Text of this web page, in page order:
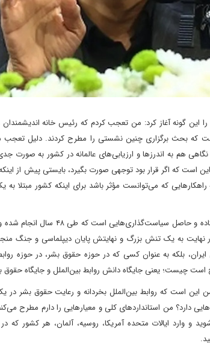
این گونه آغاز کرد: من تعجب کردم که رئیس خانه اندیشمندان
که بحث برگزاری چنین نشستی را مطرح کردند. دلیل تعجب
هم به اندرزها و ارزیابی‌های عالمانه در کشور به صورت
این است که اگر قرار بود توجهی صورت بگیرد، بایستی پیش از
که می‌توانست مؤثر باشد برای اینکه کشور مبتلا
وی در ادامه گفت: به هر حال این
نهایت به یک تنش بزرگ و نهایتش پایان دیپلماسی و جنگ
بلکه به عنوان کسی که در حوزه حقوق بشر، در حوزه
چیست؛ یعنی جایگاه دانش روابط بین‌الملل و جایگاه
این است که روابط بین‌الملل بخردانه و رعایت حقوق بشر
دارد؟ من استانداردهای کلی و معیارهایی را دارم
و وارد ایالات متحده آمریکا، روسیه، آلمان، هر کشور